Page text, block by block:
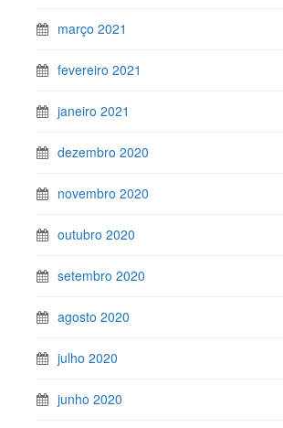
março 2021
fevereiro 2021
janeiro 2021
dezembro 2020
novembro 2020
outubro 2020
setembro 2020
agosto 2020
julho 2020
junho 2020